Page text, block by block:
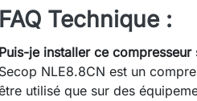
FAQ Technique :
Puis-je installer ce
Secop NLE8.8CN est un
utilisé que sur des